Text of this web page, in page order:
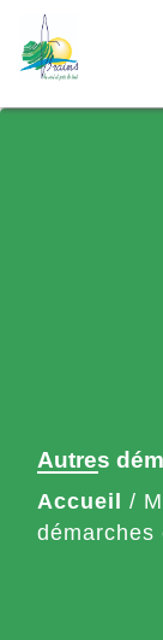
Autres
Accueil /
démarches